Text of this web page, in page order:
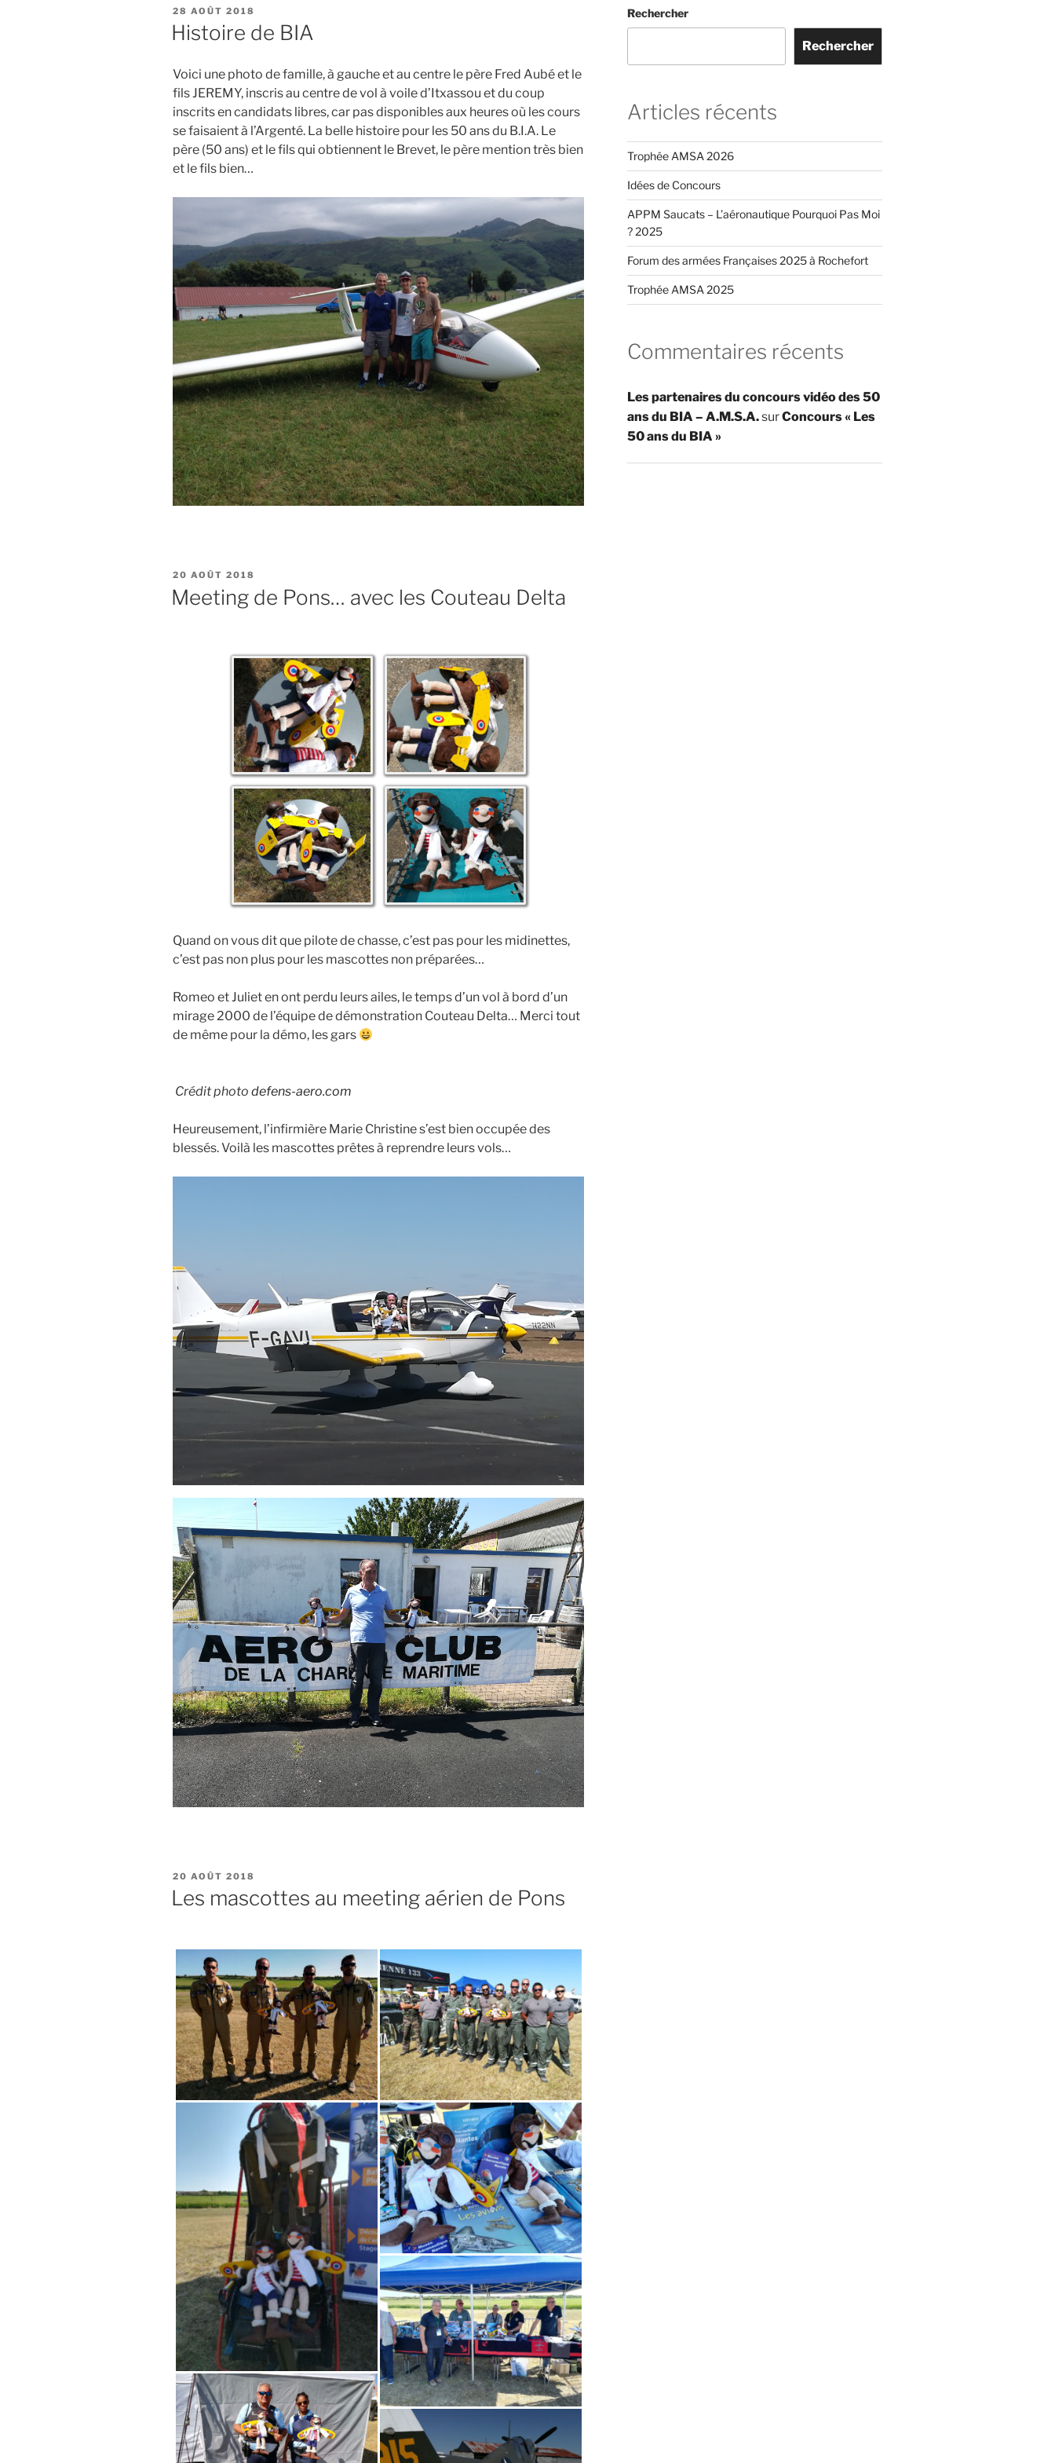
PUBLIÉ
LE
28 AOÛT 2018
Histoire de BIA
Voici une photo de famille, à gauche et au centre le père Fred Aubé et le
fils JEREMY, inscris au centre de vol à voile d’Itxassou et du coup
inscrits en candidats libres, car pas disponibles aux heures où les cours
se faisaient à l’Argenté. La belle histoire pour les 50 ans du B.I.A. Le
père (50 ans) et le fils qui obtiennent le Brevet, le père mention très bien
et le fils bien…
PUBLIÉ
LE
20 AOÛT 2018
Meeting de Pons… avec les Couteau Delta
Quand on vous dit que pilote de chasse, c’est pas pour les midinettes,
c’est pas non plus pour les mascottes non préparées…
Romeo et Juliet en ont perdu leurs ailes, le temps d’un vol à bord d’un
mirage 2000 de l’équipe de démonstration Couteau Delta… Merci tout
de même pour la démo, les gars
Crédit photo defens-aero.com
Heureusement, l’infirmière Marie Christine s’est bien occupée des
blessés. Voilà les mascottes prêtes à reprendre leurs vols…
PUBLIÉ
LE
20 AOÛT 2018
Les mascottes au meeting aérien de Pons
Rechercher
Rechercher
Articles récents
Trophée AMSA 2026
Idées de Concours
APPM Saucats – L’aéronautique Pourquoi Pas Moi
? 2025
Forum des armées Françaises 2025 à Rochefort
Trophée AMSA 2025
Commentaires récents
Les partenaires du concours vidéo des 50
ans du BIA – A.M.S.A.surConcours « Les
50 ans du BIA »